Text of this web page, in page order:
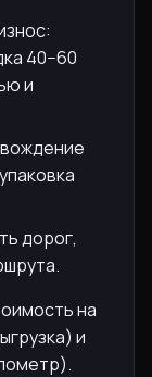
40−60
и
дорог,
на
и